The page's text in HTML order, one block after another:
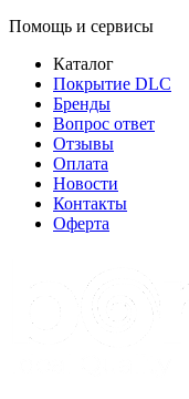
Помощь и сервисы
Каталог
Покрытие DLC
Бренды
Вопрос ответ
Отзывы
Оплата
Новости
Контакты
Оферта